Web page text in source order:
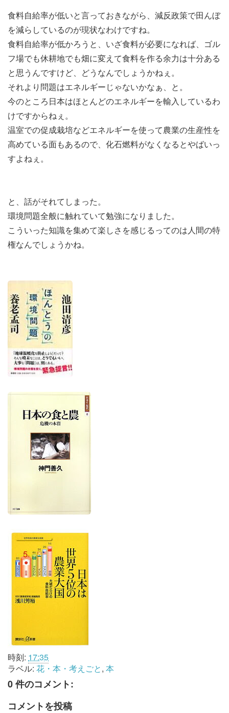
食料自給率が低いと言っておきながら、減反政策で田んぼ
を減らしているのが現状なわけですね。
食料自給率が低かろうと、いざ食料が必要になれば、ゴル
フ場でも休耕地でも畑に変えて食料を作る余力は十分ある
と思うんですけど、どうなんでしょうかねぇ。
それより問題はエネルギーじゃないかなぁ、と。
今のところ日本はほとんどのエネルギーを輸入しているわ
けですからねぇ。
温室での促成栽培などエネルギーを使って農業の生産性を
高めている面もあるので、化石燃料がなくなるとやばいっ
すよねぇ。
と、話がそれてしまった。
環境問題全般に触れていて勉強になりました。
こういった知識を集めて楽しさを感じるってのは人間の特
権なんでしょうかね。
時刻: 17:35
ラベル: 花・本・考えごと, 本
0 件のコメント:
コメントを投稿